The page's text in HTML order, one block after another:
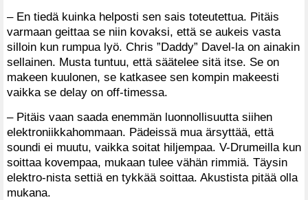
– En tiedä kuinka helposti sen sais toteutettua. Pitäis
varmaan geittaa se niin kovaksi, että se aukeis vasta
silloin kun rumpua lyö. Chris ”Daddy” Davel-la on ainakin
sellainen. Musta tuntuu, että säätelee sitä itse. Se on
makeen kuulonen, se katkasee sen kompin makeesti
vaikka se delay on off-timessa.
– Pitäis vaan saada enemmän luonnollisuutta siihen
elektroniikkahommaan. Pädeissä mua ärsyttää, että
soundi ei muutu, vaikka soitat hiljempaa. V-Drumeilla kun
soittaa kovempaa, mukaan tulee vähän rimmiä. Täysin
elektro-nista settiä en tykkää soittaa. Akustista pitää olla
mukana.